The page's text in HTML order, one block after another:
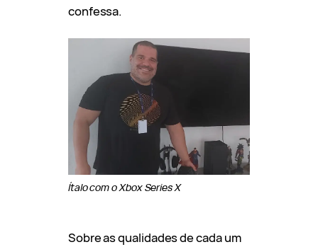
confessa.
Ítalo com o Xbox Series X
Sobre as qualidades de cada um